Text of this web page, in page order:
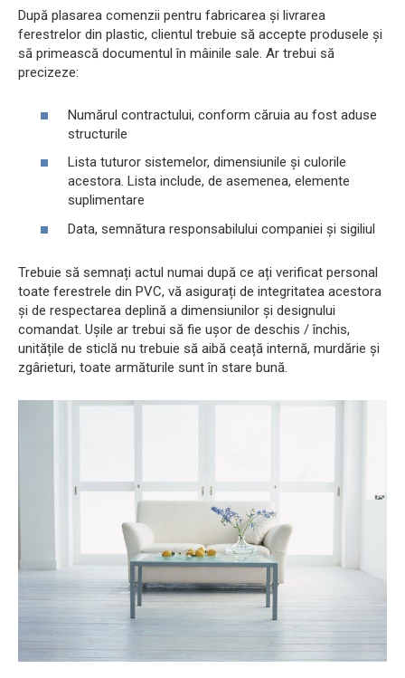
După plasarea comenzii pentru fabricarea și livrarea
ferestrelor din plastic, clientul trebuie să accepte produsele și
să primească documentul în mâinile sale. Ar trebui să
precizeze:
Numărul contractului, conform căruia au fost aduse
structurile
Lista tuturor sistemelor, dimensiunile și culorile
acestora. Lista include, de asemenea, elemente
suplimentare
Data, semnătura responsabilului companiei și sigiliul
Trebuie să semnați actul numai după ce ați verificat personal
toate ferestrele din PVC, vă asigurați de integritatea acestora
și de respectarea deplină a dimensiunilor și designului
comandat. Ușile ar trebui să fie ușor de deschis / închis,
unitățile de sticlă nu trebuie să aibă ceață internă, murdărie și
zgârieturi, toate armăturile sunt în stare bună.